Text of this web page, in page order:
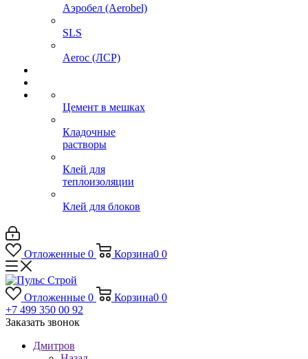
Аэробел (Aerobel)
SLS
Aeroc (ЛСР)
Цемент в мешках
Кладочные
растворы
Клей для
теплоизоляции
Клей для блоков
Отложенные 0 Корзина0 0
Отложенные 0 Корзина0 0
+7 499 350 00 92
Заказать звонок
Дмитров